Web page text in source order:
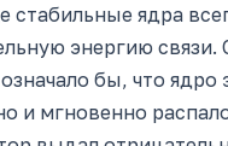
стабильные ядра
энергию связи.
бы, что ядро
и мгновенно